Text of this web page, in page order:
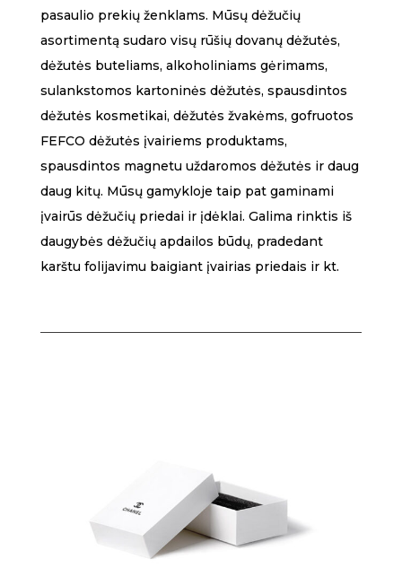
pasaulio prekių ženklams. Mūsų dėžučių
asortimentą sudaro visų rūšių dovanų dėžutės,
dėžutės buteliams, alkoholiniams gėrimams,
sulankstomos kartoninės dėžutės, spausdintos
dėžutės kosmetikai, dėžutės žvakėms, gofruotos
FEFCO dėžutės įvairiems produktams,
spausdintos magnetu uždaromos dėžutės ir daug
daug kitų. Mūsų gamykloje taip pat gaminami
įvairūs dėžučių priedai ir įdėklai. Galima rinktis iš
daugybės dėžučių apdailos būdų, pradedant
karštu folijavimu baigiant įvairias priedais ir kt.